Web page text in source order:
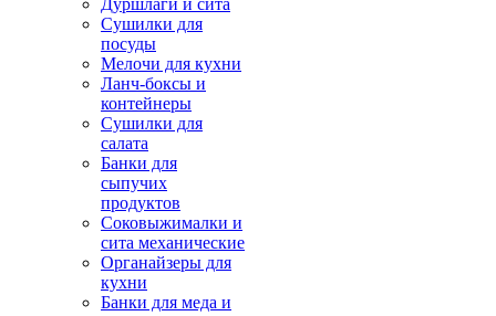
Дуршлаги и сита
Сушилки для
посуды
Мелочи для кухни
Ланч-боксы и
контейнеры
Сушилки для
салата
Банки для
сыпучих
продуктов
Соковыжималки и
сита механические
Органайзеры для
кухни
Банки для меда и